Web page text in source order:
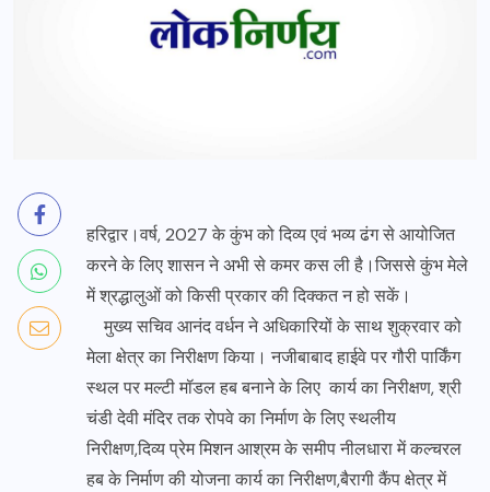
हरिद्वार।वर्ष, 2027 के कुंभ को दिव्य एवं भव्य ढंग से आयोजित
करने के लिए शासन ने अभी से कमर कस ली है।जिससे कुंभ मेले
में श्रद्धालुओं को किसी प्रकार की दिक्कत न हो सकें।
मुख्य सचिव आनंद वर्धन ने अधिकारियों के साथ शुक्रवार को
मेला क्षेत्र का निरीक्षण किया। नजीबाबाद हाईवे पर गौरी पार्किंग
स्थल पर मल्टी मॉडल हब बनाने के लिए कार्य का निरीक्षण, श्री
चंडी देवी मंदिर तक रोपवे का निर्माण के लिए स्थलीय
निरीक्षण,दिव्य प्रेम मिशन आश्रम के समीप नीलधारा में कल्चरल
हब के निर्माण की योजना कार्य का निरीक्षण,बैरागी कैंप क्षेत्र में